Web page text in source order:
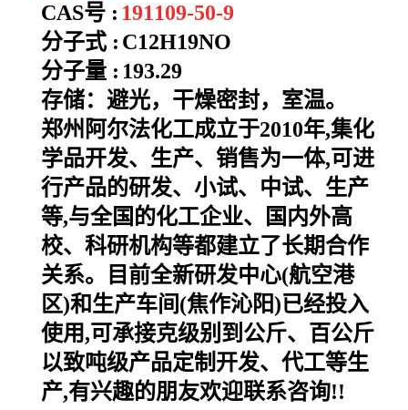
CAS号 : 191109-50-9
分子式 : C12H19NO
分子量 : 193.29
存储：避光，干燥密封，室温。
郑州阿尔法化工成立于2010年,集化
学品开发、生产、销售为一体,可进
行产品的研发、小试、中试、生产
等,与全国的化工企业、国内外高
校、科研机构等都建立了长期合作
关系。目前全新研发中心(航空港
区)和生产车间(焦作沁阳)已经投入
使用,可承接克级别到公斤、百公斤
以致吨级产品定制开发、代工等生
产,有兴趣的朋友欢迎联系咨询!!